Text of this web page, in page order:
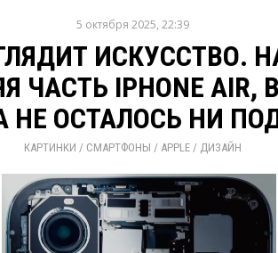
5 октября 2025, 22:39
ИСКУССТВО.
ЧАСТЬ IPHONE AIR,
НЕ ОСТАЛОСЬ НИ
КАРТИНКИ / СМАРТФОНЫ / APPLE/ ДИЗАЙН